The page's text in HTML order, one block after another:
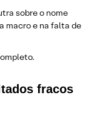
sobre o nome
macro e na falta de
fracos